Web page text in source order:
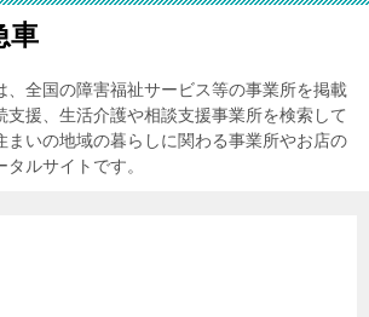
車
、全国の障害福祉サービス等の事業所を掲載
支援、生活介護や相談支援事業所を検索して
まいの地域の暮らしに関わる事業所やお店の
ルサイトです。